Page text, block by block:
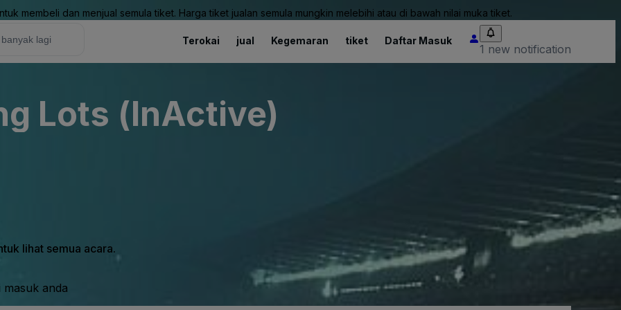
membeli dan menjual semula tiket. Harga tiket jualan semula mungkin melebihi atau di bawah nilai muka tiket.
Terokai jual Kegemaran tiket Daftar Masuk
1 new notification
Lots (InActive)
lihat semua acara.
anda